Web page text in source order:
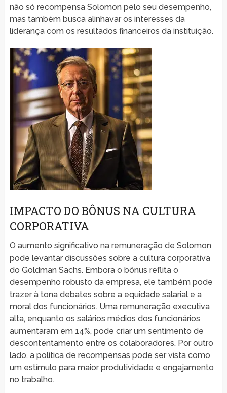
não só recompensa Solomon pelo seu desempenho,
mas também busca alinhavar os interesses da
liderança com os resultados financeiros da instituição.
IMPACTO DO BÔNUS NA CULTURA
CORPORATIVA
O aumento significativo na remuneração de Solomon
pode levantar discussões sobre a cultura corporativa
do Goldman Sachs. Embora o bônus reflita o
desempenho robusto da empresa, ele também pode
trazer à tona debates sobre a equidade salarial e a
moral dos funcionários. Uma remuneração executiva
alta, enquanto os salários médios dos funcionários
aumentaram em 14%, pode criar um sentimento de
descontentamento entre os colaboradores. Por outro
lado, a política de recompensas pode ser vista como
um estímulo para maior produtividade e engajamento
no trabalho.